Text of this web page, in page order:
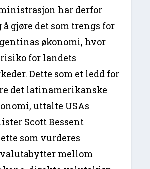
har derfor
gjøre det som trengs for
økonomi, hvor
for landets
Dette som et ledd for
det latinamerikanske
uttalte USAs
Scott Bessent
som vurderes
mellom